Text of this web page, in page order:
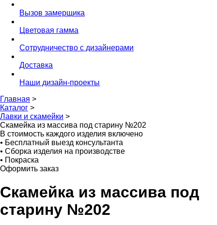
Вызов замерщика
Цветовая гамма
Сотрудничество с дизайнерами
Доставка
Наши дизайн-проекты
Главная >
Каталог >
Лавки и скамейки >
Скамейка из массива под старину №202
В стоимость каждого изделия включено
• Бесплатный выезд консультанта
• Сборка изделия на производстве
• Покраска
Оформить заказ
Скамейка из массива под
старину №202